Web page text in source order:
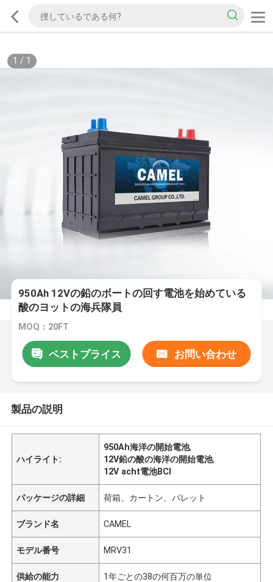
1 / 1
950Ah 12Vの鉛のボートの回す電池を始めている
酸のヨットの海兵隊員
MOQ：20FT
ベストプライス お問い合わせ
製品の説明
ハイライト:
950Ah海洋の開始電池,
12V鉛の酸の海洋の開始電池,
12V acht電池BCI
パッケージの詳細 荷箱、カートン、パレット
ブランド名 CAMEL
モデル番号 MRV31
供給の能力 1年ごとの38の何百万の単位